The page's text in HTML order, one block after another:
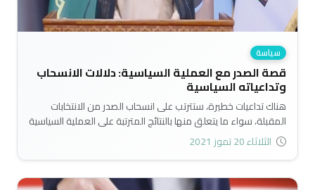
سياسة
قصة الصدر مع العملية السياسية: دلالات الانسحاب
وتداعياته السياسية
هناك تداعيات خطيرة، ستترتب على انسحاب الصدر من الانتخابات
المقبلة، سواء ما يتعلق منها بالنتائج المترتبة على العملية السياسية
والنظام السياسي بشكل عام، او ما يترتب على طبيعة التحالفات
السياسية ونفوذ القوى السياسية الشيعية داخل قبة مجلس النواب،
أو في تشكيل الحكومة العراقية الجديدة؛ لذلك ربما يصبح خيار تأجيل
الانتخابات أو إلغائها خياراً سياسياً مطروحاً بقوة، إذا ما أصر السيد الصدر
الثلاثاء 20 تموز 2021